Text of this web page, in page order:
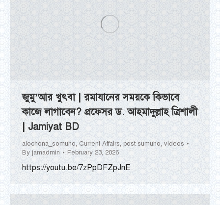
জুমু’আর খুৎবা | রমাযানের সময়কে কিভাবে
কাজে লাগাবেন? প্রফেসর ড. আহমাদুল্লাহ ত্রিশালী
| Jamiyat BD
alochona_somuho, Current Affairs, post-sumuho, videos
By jamadmin February 23, 2026
https://youtu.be/7zPpDFZpJnE